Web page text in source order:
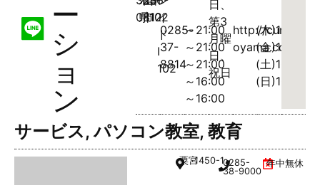
ー
シ
ョ
ン
0812
県
市102
イ
ド
I
102
0285-
37-
8814
～21:00
(木)10:00
～21:00
(金)10:00
～21:00
(土)10:00
～16:00
(日)10:00
～16:00
日、
第3
月曜
日、
祝日
http://curio-
oyama.com/
サービス,パソコン教室, 教育
粟宮1450-10285-
38-9000
年中無休